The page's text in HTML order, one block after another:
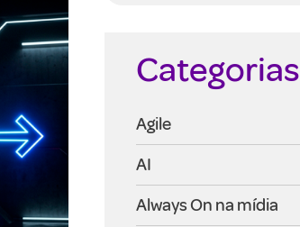
Categorias
Agile
AI
Always On na mídia